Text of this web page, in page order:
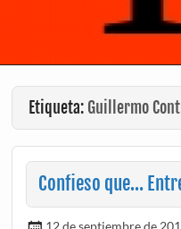
Etiqueta: Guillermo
Confieso que…